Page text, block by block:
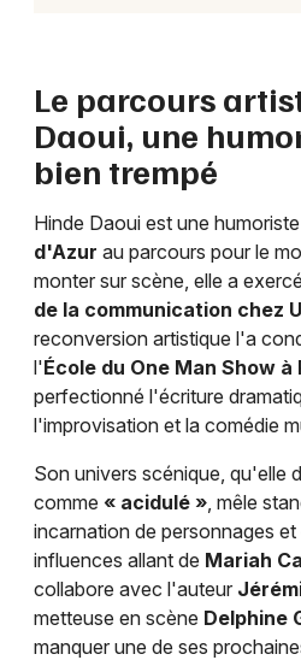
Le parcours
Daoui, une
bien trempé
Hinde Daoui est une
d'Azur au parcours pour le
monter sur scène, elle a
de la communication chez
reconversion artistique l'a
l'École du One Man Show à
perfectionné l'écriture
l'improvisation et la comédie
Son univers scénique, qu'elle
comme « acidulé », mêle
incarnation de personnages
influences allant de Mariah
collabore avec l'auteur
metteuse en scène Delphine
manquer une de ses